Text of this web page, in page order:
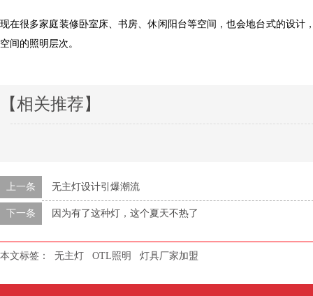
现在很多家庭装修卧室床、书房、休闲阳台等空间，也会地台式
空间的照明层次。
【相关推荐】
上一条 无主灯设计引爆潮流
下一条 因为有了这种灯，这个夏天不热了
本文标签： 无主灯 OTL照明 灯具厂家加盟